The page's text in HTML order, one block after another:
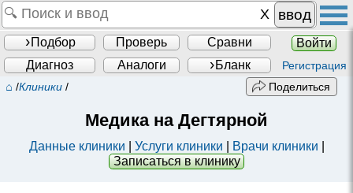
ввод
Подбор Проверь Сравни
Войти
Диагноз
Аналоги Бланк Регистрация
⌂ /Клиники / Поделиться
Медика на Дегтярной
Данные клиники Услуги клиники Врачи клиники
Записаться в клинику